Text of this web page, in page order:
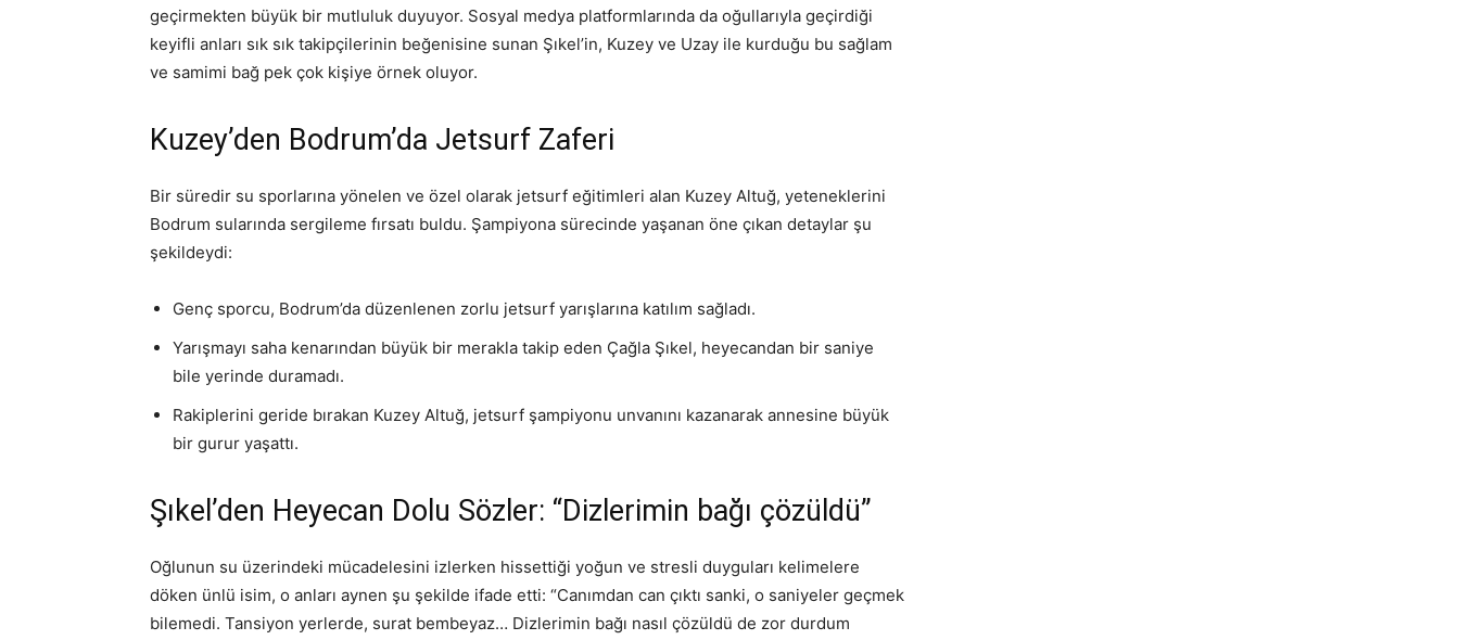
geçirmekten büyük bir mutluluk duyuyor. Sosyal medya platformlarında da oğullarıyla geçirdiği
keyifli anları sık sık takipçilerinin beğenisine sunan Şıkel’in, Kuzey ve Uzay ile kurduğu bu sağlam
ve samimi bağ pek çok kişiye örnek oluyor.
Kuzey’den Bodrum’da Jetsurf Zaferi
Bir süredir su sporlarına yönelen ve özel olarak jetsurf eğitimleri alan Kuzey Altuğ, yeteneklerini
Bodrum sularında sergileme fırsatı buldu. Şampiyona sürecinde yaşanan öne çıkan detaylar şu
şekildeydi:
Genç sporcu, Bodrum’da düzenlenen zorlu jetsurf yarışlarına katılım sağladı.
Yarışmayı saha kenarından büyük bir merakla takip eden Çağla Şıkel, heyecandan bir saniye
bile yerinde duramadı.
Rakiplerini geride bırakan Kuzey Altuğ, jetsurf şampiyonu unvanını kazanarak annesine büyük
bir gurur yaşattı.
Şıkel’den Heyecan Dolu Sözler: “Dizlerimin bağı çözüldü”
Oğlunun su üzerindeki mücadelesini izlerken hissettiği yoğun ve stresli duyguları kelimelere
döken ünlü isim, o anları aynen şu şekilde ifade etti: “Canımdan can çıktı sanki, o saniyeler geçmek
bilemedi. Tansiyon yerlerde, surat bembeyaz… Dizlerimin bağı nasıl çözüldü de zor durdum